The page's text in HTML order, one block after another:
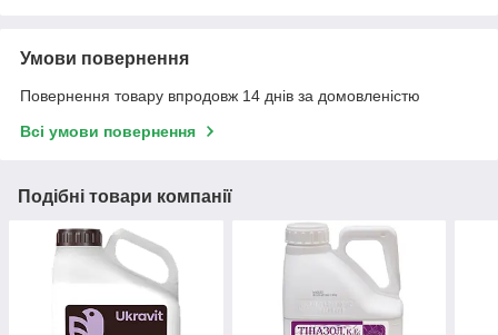
Умови повернення
Повернення товару впродовж 14 днів за домовленістю
Всі умови повернення
Подібні товари компанії